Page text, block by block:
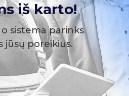
iš karto!
sistema parinks
jūsų poreikius.